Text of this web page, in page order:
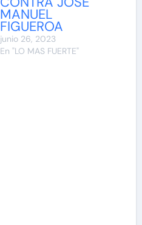
MANUEL
FIGUEROA
junio 26, 2023
En "LO MAS FUERTE"